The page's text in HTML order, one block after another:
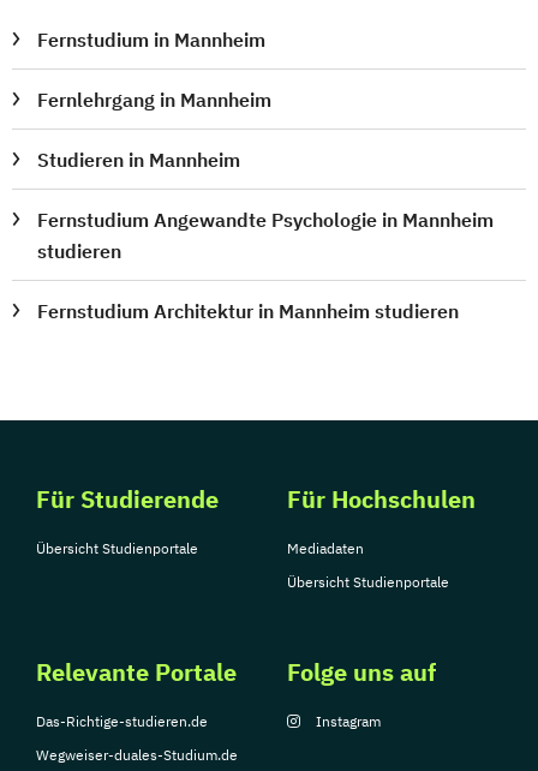
Fernstudium in Mannheim
Fernlehrgang in Mannheim
Studieren in Mannheim
Fernstudium Angewandte Psychologie in Mannheim
studieren
Fernstudium Architektur in Mannheim studieren
Für Studierende
Übersicht Studienportale
Für Hochschulen
Mediadaten
Übersicht Studienportale
Relevante Portale
Das-Richtige-studieren.de
Wegweiser-duales-Studium.de
Folge uns auf
Instagram